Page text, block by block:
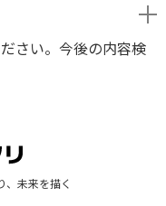
さい。今後の内容検
、未来を描く